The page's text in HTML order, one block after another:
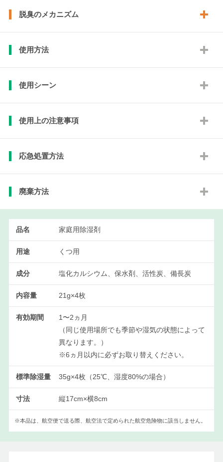
脱臭のメカニズム
使用方法
使用シーン
使用上の注意事項
応急処置方法
廃棄方法
品名 家庭用除湿剤
用途 くつ用
成分 塩化カルシウム、保水剤、活性炭、備長炭
内容量 21g×4枚
有効期間
1〜2ヵ月
（同じ使用場所でも季節や湿気の状態によって
異なります。）
※6ヵ月以内に必ずお取り替えください。
標準除湿量 35g×4枚（25℃、湿度80%の場合）
寸法 縦17cm×横8cm
※本品は、航空便で送る際、航空法で定められた航空危険物に該当しません。